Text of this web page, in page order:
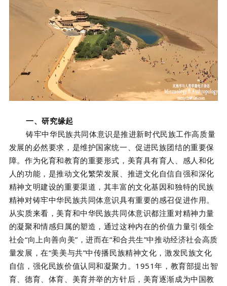
一、研究缘起
铸牢中华民族共同体意识是推进新时代民族工作高质量
发展的必然要求，是维护国家统一、促进民族团结的重要保
障。作为化育和教育的重要形式，美育具有育人、感人和化
人的功能，是推动文化繁荣发展、推进文化自信自强和深化
精神文明建设的重要渠道，其丰富的文化基因和独特的民族
精神对铸牢中华民族共同体意识具有重要的感召促进作用。
从实质来看，美育和中华民族共同体意识都注重对精神力量
的凝聚和情感归属的塑造，通过这种内在的价值力量引领全
社会“向上向善向美”，进而在“和合共生”中推动经济社会高质
量发展，在“美美与共”中传播民族精神文化，激发民族文化
自信，强化民族价值认同和凝聚力。1951年，教育部提出智
育、德育、体育、美育并举的方针后，美育逐渐成为中国教